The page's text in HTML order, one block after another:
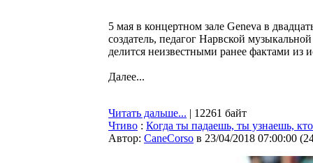
5 мая в концертном зале Geneva в
создатель, педагог Нарвской
делится неизвестными ранее фактами из
Далее...
Читать дальше... | 12261 байт
Чтиво : Когда ты падаешь, ты узнаешь,
Автор: CaneCorso в 23/04/2018 07:00:00 (